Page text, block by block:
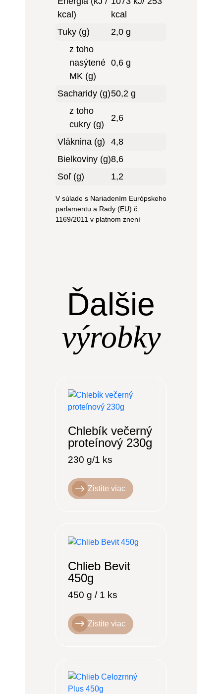
kcal)
kcal
Tuky (g)
2,0 g
z toho
nasýtené
MK (g)
0,6 g
Sacharidy (g)50,2 g
z toho
cukry (g)
2,6
Vláknina (g)
4,8
Bielkoviny (g)8,6
Soľ (g)
1,2
V súlade s Nariadením Európskeho
parlamentu a Rady (EU) č.
1169/2011 v platnom znení
Ďalšie
výrobky
Chlebík večerný
proteínový 230g
230 g/1 ks
Zistite viac
Chlieb Bevit
450g
450 g / 1 ks
Zistite viac